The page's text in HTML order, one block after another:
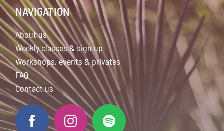
NAVIGATION
About us
Weekly classes & sign up
Workshops, events & privates
FAQ
Contact us